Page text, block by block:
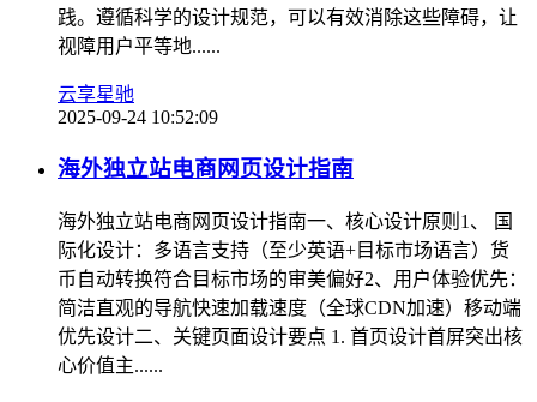
践。遵循科学的设计规范，可以有效消除这些障碍，让
视障用户平等地......
云享星驰
2025-09-24 10:52:09
海外独立站电商网页设计指南
海外独立站电商网页设计指南一、核心设计原则1、 ‌国
际化设计‌：多语言支持（至少英语+目标市场语言）货
币自动转换符合目标市场的审美偏好2‌、用户体验优先‌：
简洁直观的导航快速加载速度（全球CDN加速）移动端
优先设计二、关键页面设计要点 1. 首页设计首屏突出核
心价值主......